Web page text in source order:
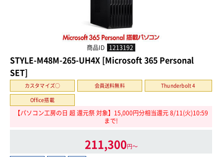
商品ID 1213192
STYLE-M48M-265-UH4X [Microsoft 365 Personal
SET]
カスタマイズ○ 会員送料無料
Thunderbolt 4
Office搭載
【パソコン工房の日 超 還元祭 対象】15,000円分相当還元 8/11(火)10:59
まで!
211,300円〜